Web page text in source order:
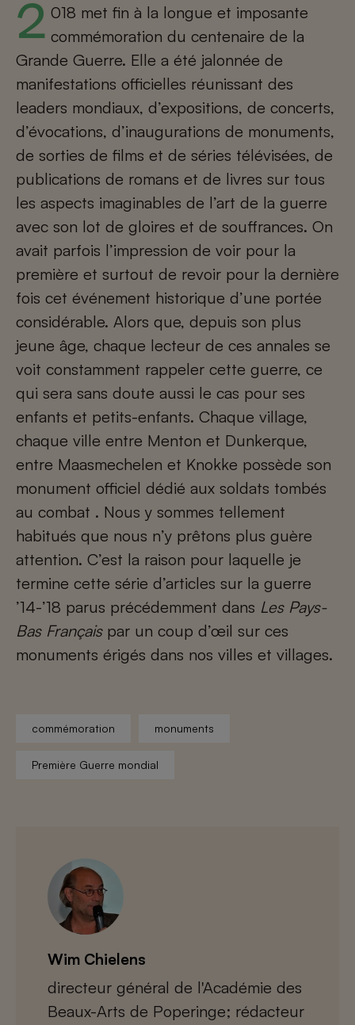
2018 met fin à la longue et imposante commémoration du centenaire de la
Grande Guerre. Elle a été jalonnée de
manifestations officielles réunissant des
leaders mondiaux, d’expositions, de concerts,
d’évocations, d’inaugurations de monuments,
de sorties de films et de séries télévisées, de
publications de romans et de livres sur tous
les aspects imaginables de l’art de la guerre
avec son lot de gloires et de souffrances. On
avait parfois l’impression de voir pour la
première et surtout de revoir pour la dernière
fois cet événement historique d’une portée
considérable. Alors que, depuis son plus
jeune âge, chaque lecteur de ces annales se
voit constamment rappeler cette guerre, ce
qui sera sans doute aussi le cas pour ses
enfants et petits-enfants. Chaque village,
chaque ville entre Menton et Dunkerque,
entre Maasmechelen et Knokke possède son
monument officiel dédié aux soldats tombés
au combat . Nous y sommes tellement
habitués que nous n’y prêtons plus guère
attention. C’est la raison pour laquelle je
termine cette série d’articles sur la guerre
’14-’18 parus précédemment dans Les Pays-
Bas Françaispar un coup d’œil sur ces
monuments érigés dans nos villes et villages.
commémoration monuments
Première Guerre mondial
Wim Chielens
directeur général de l'Académie des
Beaux-Arts de Poperinge; rédacteur